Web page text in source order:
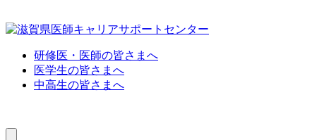
研修医・医師の皆さまへ
医学生の皆さまへ
中高生の皆さまへ